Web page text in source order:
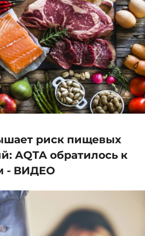
риск пищевых
AQTA обратилось к
- ВИДЕО